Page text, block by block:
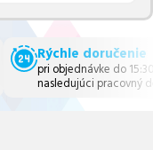
Rýchle doručenie
pri objednávke do
nasledujúci pracovný